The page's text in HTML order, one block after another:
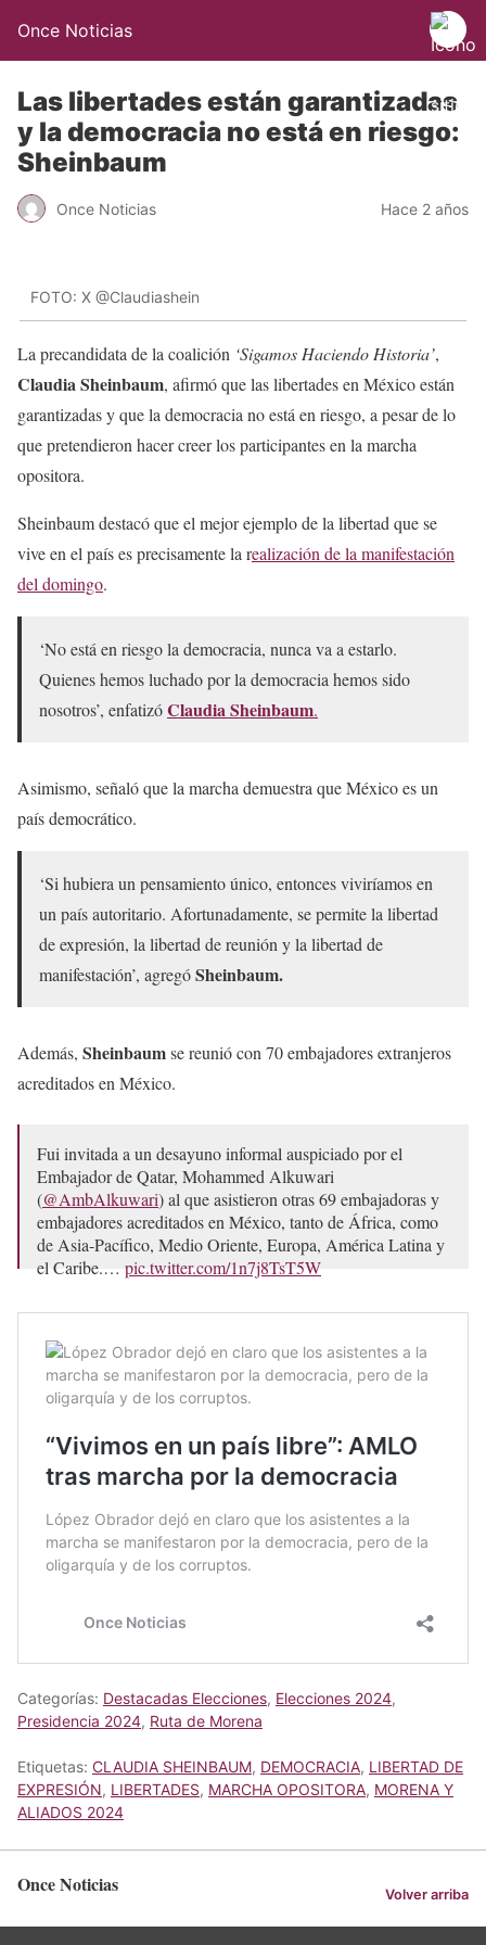
Once Noticias
Las libertades están garantizadas
y la democracia no está en riesgo:
Sheinbaum
Once Noticias Hace 2 años
FOTO: X @Claudiashein
La precandidata de la coalición ‘Sigamos Haciendo Historia’,
Claudia Sheinbaum, afirmó que las libertades en México están
garantizadas y que la democracia no está en riesgo, a pesar de lo
que pretendieron hacer creer los participantes en la marcha
opositora.
Sheinbaum destacó que el mejor ejemplo de la libertad que se
vive en el país es precisamente la realización de la manifestación
del domingo.
‘No está en riesgo la democracia, nunca va a estarlo.
Quienes hemos luchado por la democracia hemos sido
nosotros’, enfatizóClaudia Sheinbaum.
Asimismo, señaló que la marcha demuestra que México es un
país democrático.
‘Si hubiera un pensamiento único, entonces viviríamos en
un país autoritario. Afortunadamente, se permite la libertad
de expresión, la libertad de reunión y la libertad de
manifestación’, agregóSheinbaum.
Además, Sheinbaumse reunió con 70 embajadores extranjeros
acreditados en México.
Fui invitada a un desayuno informal auspiciado por el
Embajador de Qatar, Mohammed Alkuwari
(@AmbAlkuwari) al que asistieron otras 69 embajadoras y
embajadores acreditados en México, tanto de África, como
de Asia-Pacífico, Medio Oriente, Europa, América Latina y
el Caribe.… pic.twitter.com/1n7j8TsT5W
— Dra. Claudia Sheinbaum (@Claudiashein)February 20,
Categorías: Destacadas Elecciones, Elecciones 2024,
Presidencia 2024, Ruta de Morena
Etiquetas: CLAUDIA SHEINBAUM, DEMOCRACIA, LIBERTAD DE
EXPRESIÓN, LIBERTADES, MARCHA OPOSITORA, MORENA Y
ALIADOS 2024
Once Noticias Volver arriba